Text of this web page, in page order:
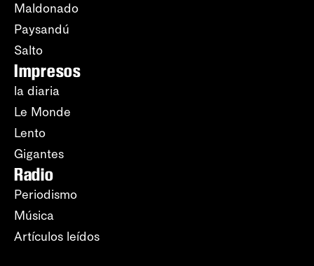
Maldonado
Paysandú
Salto
Impresos
la diaria
Le Monde
Lento
Gigantes
Radio
Periodismo
Música
Artículos leídos